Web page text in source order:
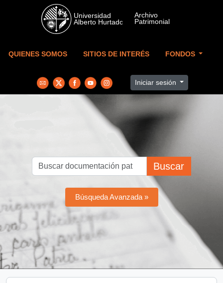
Skip to main content
QUIENES SOMOS SITIOS DE INTERÉS FONDOS
Iniciar sesión
Buscar
Búsqueda Avanzada »